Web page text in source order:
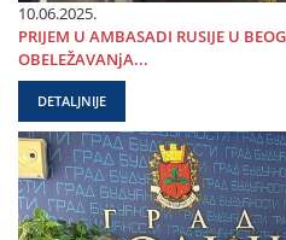
10.06.2025.
PRIЈEM U AMBASADI RUSIЈE U
OBELEŽAVANjA...
DETALJNIJE